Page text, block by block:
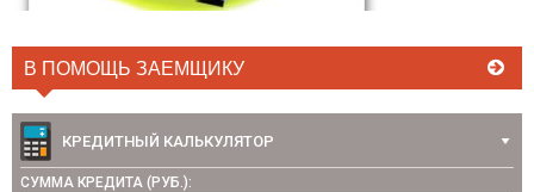
В ПОМОЩЬ ЗАЕМЩИКУ
КРЕДИТНЫЙ КАЛЬКУЛЯТОР
СУММА КРЕДИТА (РУБ.):